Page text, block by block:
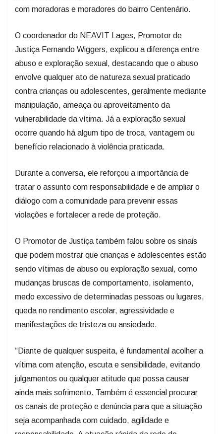
com moradoras e moradores do bairro Centenário.
O coordenador do NEAVIT Lages, Promotor de
Justiça Fernando Wiggers, explicou a diferença entre
abuso e exploração sexual, destacando que o abuso
envolve qualquer ato de natureza sexual praticado
contra crianças ou adolescentes, geralmente mediante
manipulação, ameaça ou aproveitamento da
vulnerabilidade da vítima. Já a exploração sexual
ocorre quando há algum tipo de troca, vantagem ou
benefício relacionado à violência praticada.
Durante a conversa, ele reforçou a importância de
tratar o assunto com responsabilidade e de ampliar o
diálogo com a comunidade para prevenir essas
violações e fortalecer a rede de proteção.
O Promotor de Justiça também falou sobre os sinais
que podem mostrar que crianças e adolescentes estão
sendo vítimas de abuso ou exploração sexual, como
mudanças bruscas de comportamento, isolamento,
medo excessivo de determinadas pessoas ou lugares,
queda no rendimento escolar, agressividade e
manifestações de tristeza ou ansiedade.
“Diante de qualquer suspeita, é fundamental acolher a
vítima com atenção, escuta e sensibilidade, evitando
julgamentos ou qualquer atitude que possa causar
ainda mais sofrimento. Também é essencial procurar
os canais de proteção e denúncia para que a situação
seja acompanhada com cuidado, agilidade e